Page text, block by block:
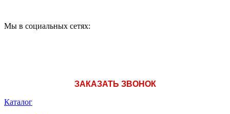
Мы в социальных сетях:
ЗАКАЗАТЬ ЗВОНОК
Каталог